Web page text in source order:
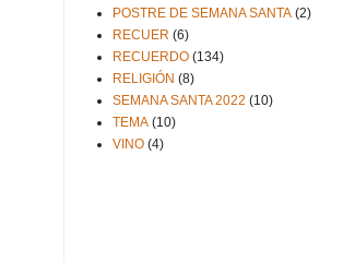
POSTRE DE SEMANA SANTA (2)
RECUER (6)
RECUERDO (134)
RELIGIÓN (8)
SEMANA SANTA 2022 (10)
TEMA (10)
VINO (4)